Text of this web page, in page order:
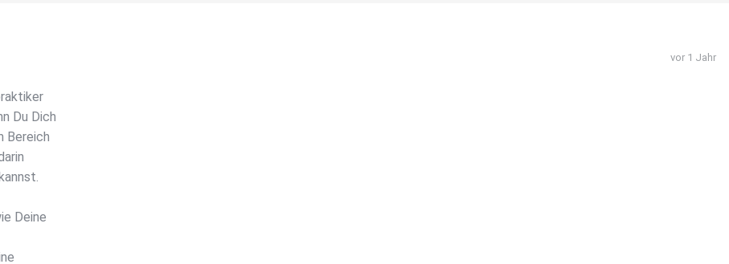
vor 1 Jahr
Du Dich
Bereich
Deine